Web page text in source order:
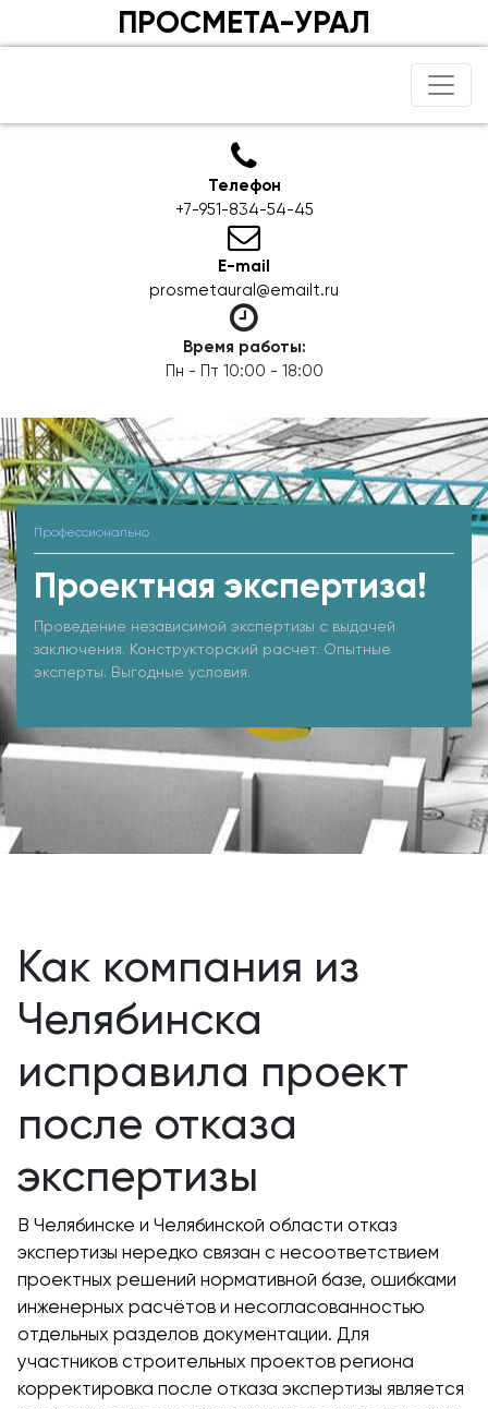
ПРОСМЕТА-УРАЛ
Телефон
+7-951-834-54-45
E-mail
prosmetaural@emailt.ru
Время работы:
Пн - Пт 10:00 - 18:00
Профессионально
Проектная экспертиза!
Проведение независимой экспертизы с выдачей
заключения. Конструкторский расчет. Опытные
эксперты. Выгодные условия.
Как компания из
Челябинска
исправила проект
после отказа
экспертизы
В Челябинске и Челябинской области отказ
экспертизы нередко связан с несоответствием
проектных решений нормативной базе, ошибками
инженерных расчётов и несогласованностью
отдельных разделов документации. Для
участников строительных проектов региона
корректировка после отказа экспертизы является